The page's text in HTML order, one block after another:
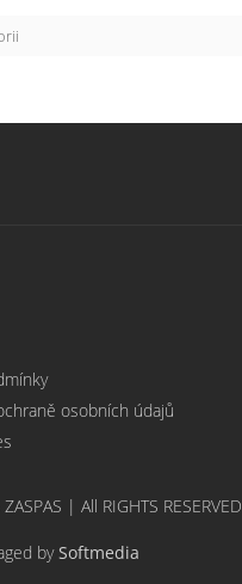
osobních údajů
| All RIGHTS RESERVED
bySoftmedia